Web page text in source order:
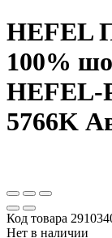
HEFEL
100%
HEFEL-
5766K
Код товара
Нет в наличии